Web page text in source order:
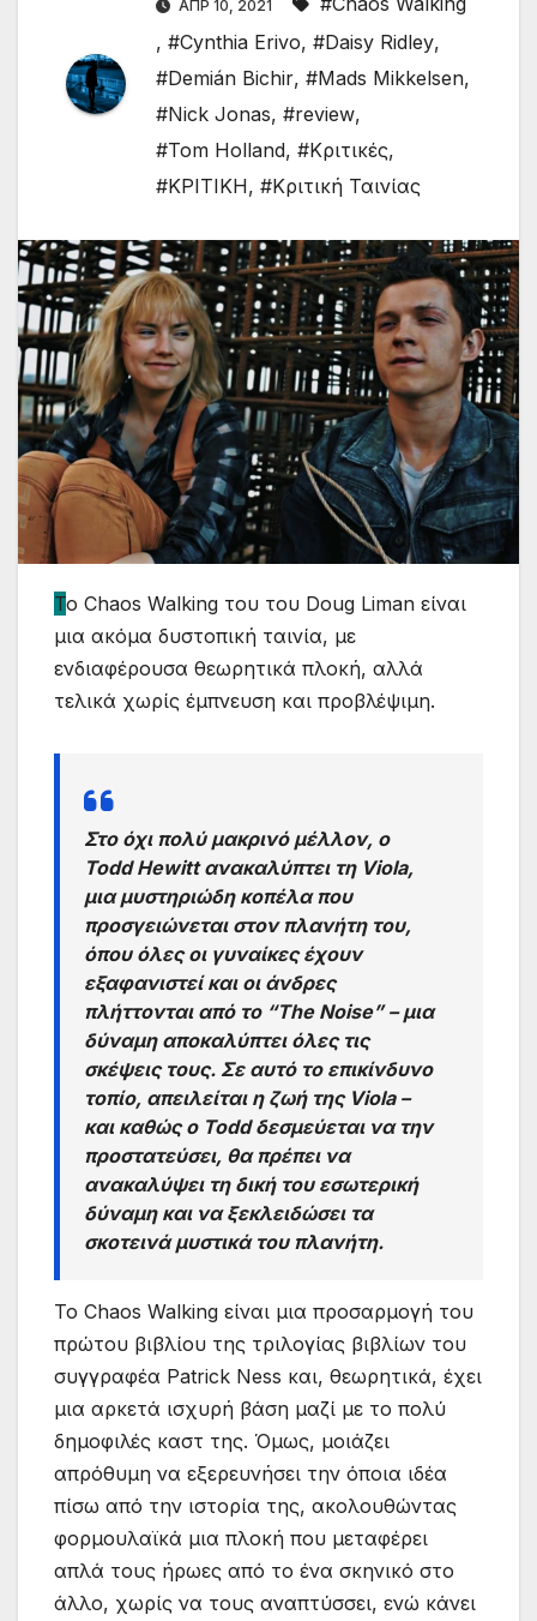
ΑΠΡ 10, 2021
, #Cynthia Erivo, #Daisy Ridley,
#Demián Bichir, #Mads Mikkelsen,
#Nick Jonas, #review,
#Tom Holland, #Κριτικές,
#ΚΡΙΤΙΚΗ, #Κριτική Ταινίας
Το Chaos Walking του του Doug Liman είναι
μια ακόμα δυστοπική ταινία, με
ενδιαφέρουσα θεωρητικά πλοκή, αλλά
τελικά χωρίς έμπνευση και προβλέψιμη.
Στο όχι πολύ μακρινό μέλλον, ο
Todd Hewitt ανακαλύπτει τη Viola,
μια μυστηριώδη κοπέλα που
προσγειώνεται στον πλανήτη του,
όπου όλες οι γυναίκες έχουν
εξαφανιστεί και οι άνδρες
πλήττονται από το “The Noise” – μια
δύναμη αποκαλύπτει όλες τις
σκέψεις τους. Σε αυτό το επικίνδυνο
τοπίο, απειλείται η ζωή της Viola –
και καθώς ο Todd δεσμεύεται να την
προστατεύσει, θα πρέπει να
ανακαλύψει τη δική του εσωτερική
δύναμη και να ξεκλειδώσει τα
σκοτεινά μυστικά του πλανήτη.
Το Chaos Walking είναι μια προσαρμογή του
πρώτου βιβλίου της τριλογίας βιβλίων του
συγγραφέα Patrick Ness και, θεωρητικά, έχει
μια αρκετά ισχυρή βάση μαζί με το πολύ
δημοφιλές καστ της. Όμως, μοιάζει
απρόθυμη να εξερευνήσει την όποια ιδέα
πίσω από την ιστορία της, ακολουθώντας
φορμουλαϊκά μια πλοκή που μεταφέρει
απλά τους ήρωες από το ένα σκηνικό στο
άλλο, χωρίς να τους αναπτύσσει, ενώ κάνει